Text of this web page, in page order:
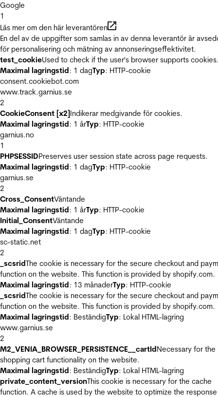
Google
1
Läs mer om den här leverantören
En del av de uppgifter som samlas in av denna leverantör är
för personalisering och mätning av annonseringseffektivitet.
test_cookieUsed to check if the user's browser supports
Maximal lagringstid: 1 dagTyp: HTTP-cookie
consent.cookiebot.com
www.track.garnius.se
2
CookieConsent [x2]Indikerar medgivande för cookies.
Maximal lagringstid: 1 årTyp: HTTP-cookie
garnius.no
1
PHPSESSIDPreserves user session state across page requests.
Maximal lagringstid: 1 dagTyp: HTTP-cookie
garnius.se
2
Cross_ConsentVäntande
Maximal lagringstid: 1 årTyp: HTTP-cookie
Initial_ConsentVäntande
Maximal lagringstid: 1 dagTyp: HTTP-cookie
sc-static.net
2
_scsridThe cookie is necessary for the secure checkout and
function on the website. This function is provided by shopify.com.
Maximal lagringstid: 13 månaderTyp: HTTP-cookie
_scsridThe cookie is necessary for the secure checkout and
function on the website. This function is provided by shopify.com.
Maximal lagringstid: BeständigTyp: Lokal HTML-lagring
www.garnius.se
2
M2_VENIA_BROWSER_PERSISTENCE__cartIdNecessary for the
shopping cart functionality on the website.
Maximal lagringstid: BeständigTyp: Lokal HTML-lagring
private_content_versionThis cookie is necessary for the cache
function. A cache is used by the website to optimize the